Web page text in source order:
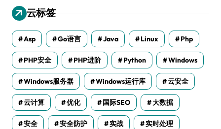
云标签
Asp Go语言 Java Linux Php
PHP安全 PHP进阶 Python Windows
Windows服务器 Windows运行库 云安全
云计算 优化 国际SEO 大数据
安全 安全防护 实战 实时处理